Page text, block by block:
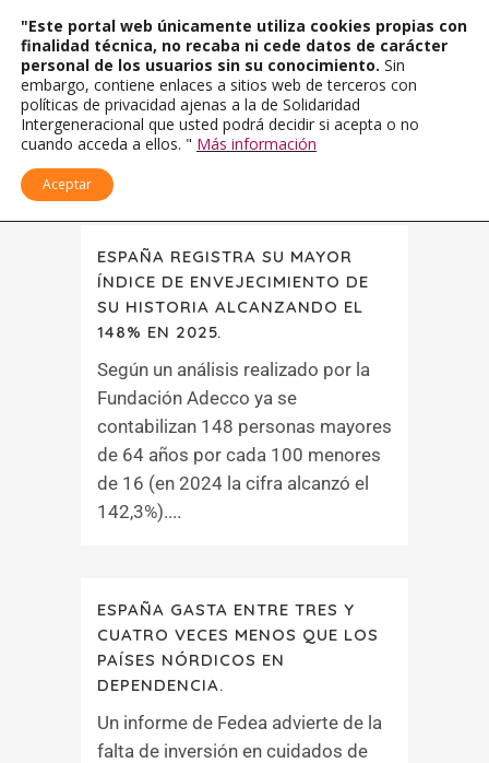
ESPAÑA REGISTRA SU MAYOR
ÍNDICE DE ENVEJECIMIENTO DE
SU HISTORIA ALCANZANDO EL
148% EN 2025.
Según un análisis realizado por la
Fundación Adecco ya se
contabilizan 148 personas mayores
de 64 años por cada 100 menores
de 16 (en 2024 la cifra alcanzó el
142,3%)....
ESPAÑA GASTA ENTRE TRES Y
CUATRO VECES MENOS QUE LOS
PAÍSES NÓRDICOS EN
DEPENDENCIA.
Un informe de Fedea advierte de la
falta de inversión en cuidados de
"Este portal web únicamente utiliza cookies propias con
finalidad técnica, no recaba ni cede datos de carácter
personal de los usuarios sin su conocimiento. Sin
embargo, contiene enlaces a sitios web de terceros con
políticas de privacidad ajenas a la de Solidaridad
Intergeneracional que usted podrá decidir si acepta o no
cuando acceda a ellos. " Más información
Aceptar